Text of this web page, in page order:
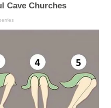
Cave Churches